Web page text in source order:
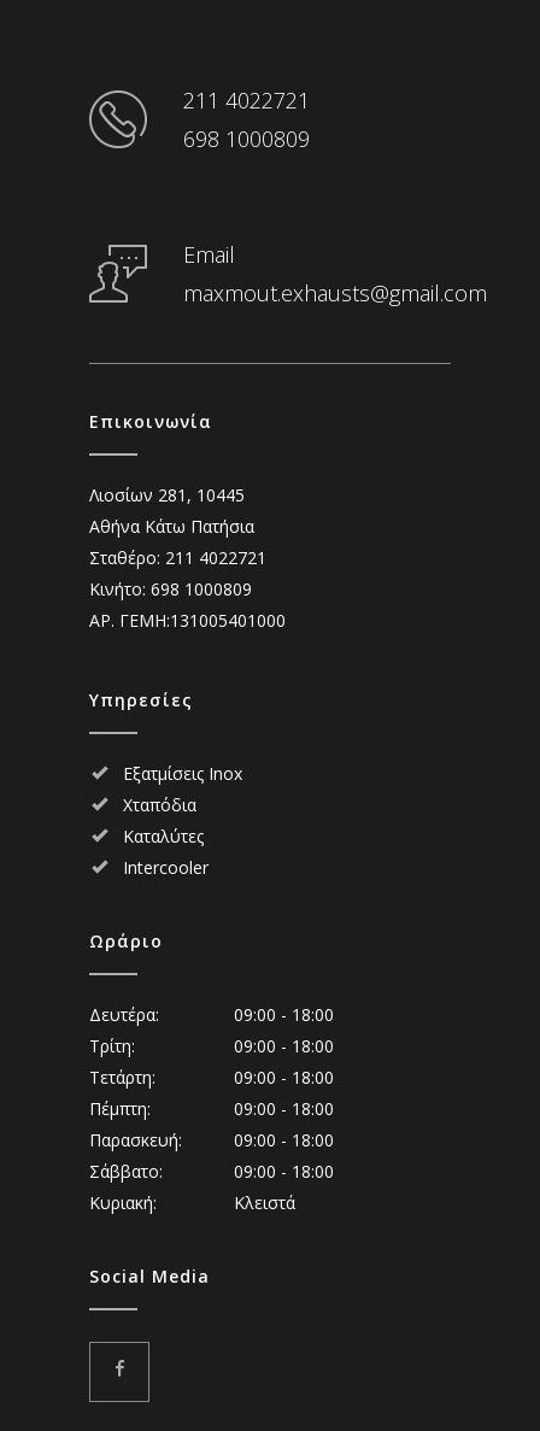
211 4022721
698 1000809
Email
maxmout.exhausts@gmail.com
Επικοινωνία
Λιοσίων 281, 10445
Αθήνα Κάτω Πατήσια
Σταθέρο: 211 4022721
Κινήτο: 698 1000809
ΑΡ. ΓΕΜΗ:131005401000
Υπηρεσίες
Εξατμίσεις Inox
Χταπόδια
Καταλύτες
Intercooler
Ωράριο
Δευτέρα:
09:00 - 18:00
Τρίτη:
09:00 - 18:00
Τετάρτη:
09:00 - 18:00
Πέμπτη:
09:00 - 18:00
Παρασκευή:
09:00 - 18:00
Σάββατο:
09:00 - 18:00
Κυριακή:
Κλειστά
Social Media